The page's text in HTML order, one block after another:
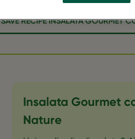
SAVE RECIPE INSALATA GOURMET
Insalata Gourmet
Nature